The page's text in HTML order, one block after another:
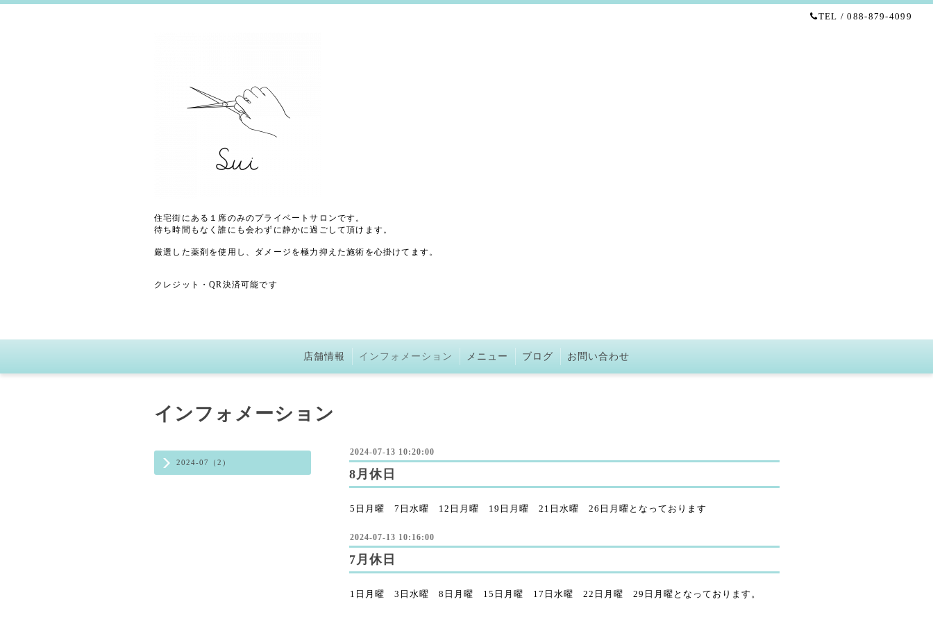
TEL / 088-879-4099
住宅街にある１席のみのプライベートサロンです。
待ち時間もなく誰にも会わずに静かに過ごして頂けます。
厳選した薬剤を使用し、ダメージを極力抑えた施術を心掛けてます。
クレジット・QR決済可能です
店舗情報 インフォメーション メニュー ブログ お問い合わせ
2024-07（2）
インフォメーション
2024-07-13 10:20:00
8月休日
5日月曜 7日水曜 12日月曜 19日月曜 21日水曜 26日月曜となっております
2024-07-13 10:16:00
7月休日
1日月曜 3日水曜 8日月曜 15日月曜 17日水曜 22日月曜 29日月曜となっております。